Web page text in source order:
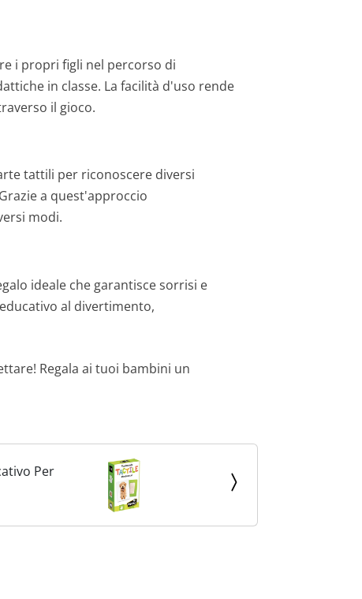
i propri figli nel percorso di
in classe. La facilità d'uso rende
il gioco.
tattili per riconoscere diversi
a quest'approccio
modi.
ideale che garantisce sorrisi e
al divertimento,
Regala ai tuoi bambini un
Per